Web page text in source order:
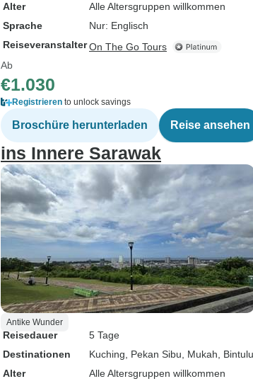
Alter
Alle Altersgruppen willkommen
Sprache
Nur: Englisch
ReiseveranstalterOn The Go Tours
Ab
€1.030
Registrieren to unlock savings
Broschüre herunterladen Reise ansehen
ins Innere Sarawak
Antike Wunder
Reisedauer
5 Tage
Destinationen
Kuching , Pekan Sibu , Mukah , Bintulu
Alter
Alle Altersgruppen willkommen